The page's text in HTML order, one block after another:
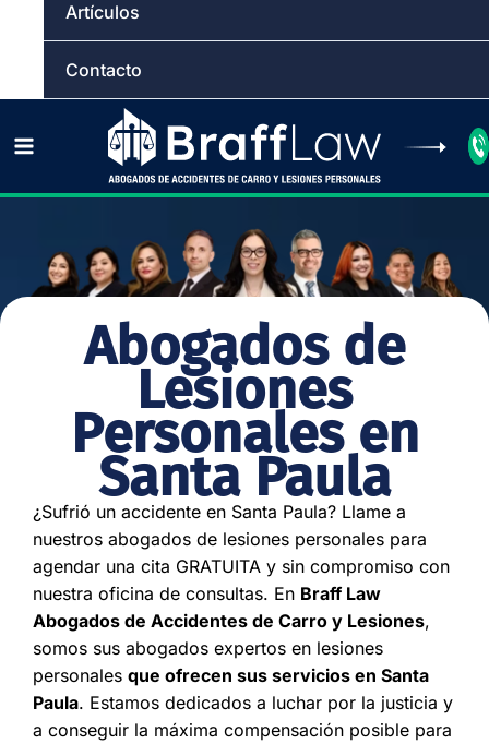
Artículos
Contacto
Abogados de
Lesiones
Personales en
Santa Paula
¿Sufrió un accidente en Santa Paula? Llame a
nuestros abogados de lesiones personales para
agendar una cita GRATUITA y sin compromiso con
nuestra oficina de consultas. En Braff Law
Abogados de Accidentes de Carro y Lesiones,
somos sus abogados expertos en lesiones
personales que ofrecen sus servicios en Santa
Paula. Estamos dedicados a luchar por la justicia y
a conseguir la máxima compensación posible para